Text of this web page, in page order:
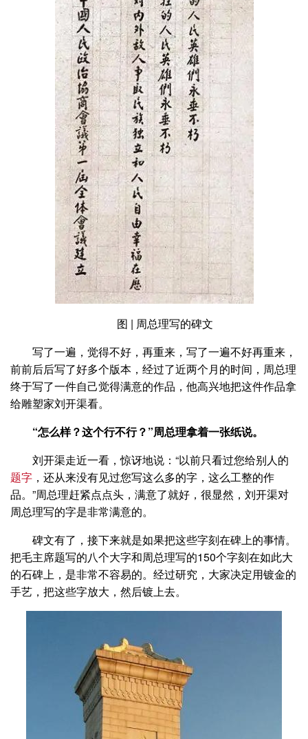
图 | 周总理写的碑文
写了一遍，觉得不好，再重来，写了一遍不好再重来，
前前后后写了好多个版本，经过了近两个月的时间，周总理
终于写了一件自己觉得满意的作品，他高兴地把这件作品拿
给雕塑家刘开渠看。
“怎么样？这个行不行？”周总理拿着一张纸说。
刘开渠走近一看，惊讶地说：“以前只看过您给别人的
题字 ，还从来没有见过您写这么多的字，这么工整的作
品。”周总理赶紧点点头，满意了就好，很显然，刘开渠对
周总理写的字是非常满意的。
碑文有了，接下来就是如果把这些字刻在碑上的事情。
把毛主席题写的八个大字和周总理写的150个字刻在如此大
的石碑上，是非常不容易的。经过研究，大家决定用镀金的
手艺，把这些字放大，然后镀上去。